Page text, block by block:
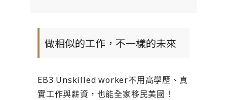
做相似的工作，不一樣的未來
EB3 Unskilled worker不用高學歷、真
實工作與薪資，也能全家移民美國！